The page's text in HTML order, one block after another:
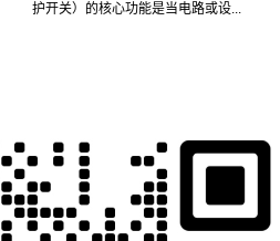
护开关）的核心功能是当电路或设...